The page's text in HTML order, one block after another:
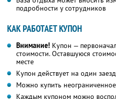
подробности у сотрудников
КАК РАБОТАЕТ КУПОН
Внимание! Купон —
стоимости. Оставшуюся
месте
Купон действует на один заезд
Можно купить
Каждым купоном можно